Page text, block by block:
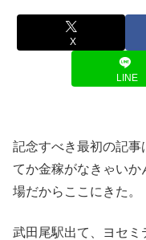
X
LINE
記念すべき最初の記事
てか金稼がなきゃい
場だからここにきた。
武田尾駅出て、ヨセミ